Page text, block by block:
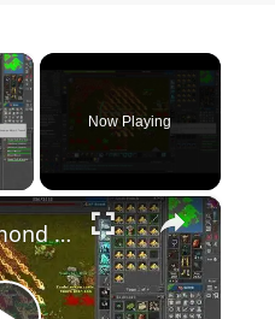
×
Now Playing
×
Rubinot Oramond Task Caminho Rápido